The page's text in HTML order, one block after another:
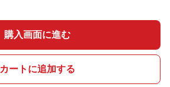
購入画面に進む
カートに追加する